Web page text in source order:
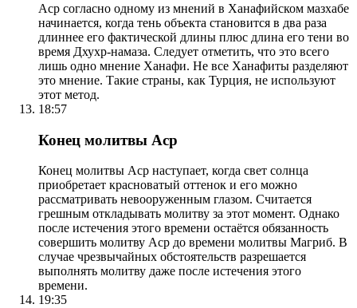
Аср согласно одному из мнений в Ханафийском мазхабе
начинается, когда тень объекта становится в два раза
длиннее его фактической длины плюс длина его тени во
время Дхухр-намаза. Следует отметить, что это всего
лишь одно мнение Ханафи. Не все Ханафиты разделяют
это мнение. Такие страны, как Турция, не используют
этот метод.
18:57
Конец молитвы Аср
Конец молитвы Аср наступает, когда свет солнца
приобретает красноватый оттенок и его можно
рассматривать невооруженным глазом. Считается
грешным откладывать молитву за этот момент. Однако
после истечения этого времени остаётся обязанность
совершить молитву Аср до времени молитвы Магриб. В
случае чрезвычайных обстоятельств разрешается
выполнять молитву даже после истечения этого
времени.
19:35